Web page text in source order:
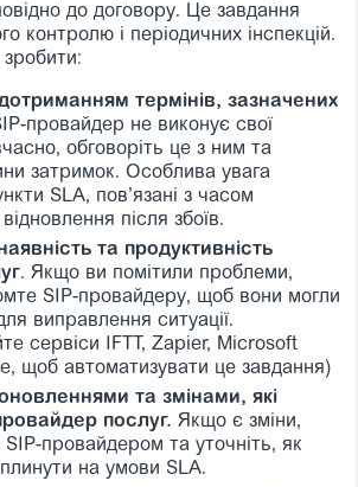
до договору. Це завдання
контролю і періодичних інспекцій.
термінів, зазначених
провайдер не виконує свої
обговоріть це з ним та
затримок. Особлива увага
SLA, пов’язані з часом
після збоїв.
та продуктивність
. Якщо ви помітили проблеми,
SIP-провайдеру, щоб вони могли
виправлення ситуації.
сервіси IFTT, Zapier, Microsoft
щоб автоматизувати це завдання)
та змінами, які
послуг. Якщо є зміни,
SIP-провайдером та уточніть, як
на умови SLA.